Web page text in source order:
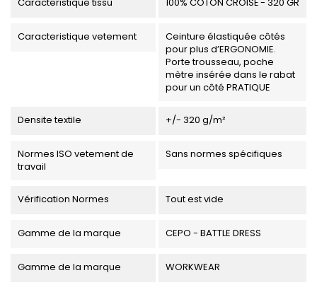
Caracteristique vetement
Ceinture élastiquée côtés
pour plus d’ERGONOMIE.
Porte trousseau, poche
mètre insérée dans le rabat
pour un côté PRATIQUE
Densite textile +/- 320 g/m²
Normes ISO vetement de
travail
Sans normes spécifiques
Vérification Normes Tout est vide
Gamme de la marque CEPO - BATTLE DRESS
Gamme de la marque WORKWEAR